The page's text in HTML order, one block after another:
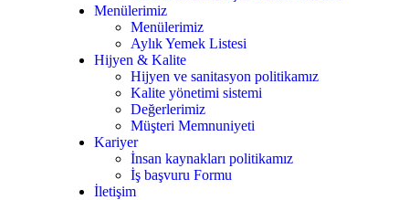
Menülerimiz
Menülerimiz
Aylık Yemek Listesi
Hijyen & Kalite
Hijyen ve sanitasyon politikamız
Kalite yönetimi sistemi
Değerlerimiz
Müşteri Memnuniyeti
Kariyer
İnsan kaynakları politikamız
İş başvuru Formu
İletişim